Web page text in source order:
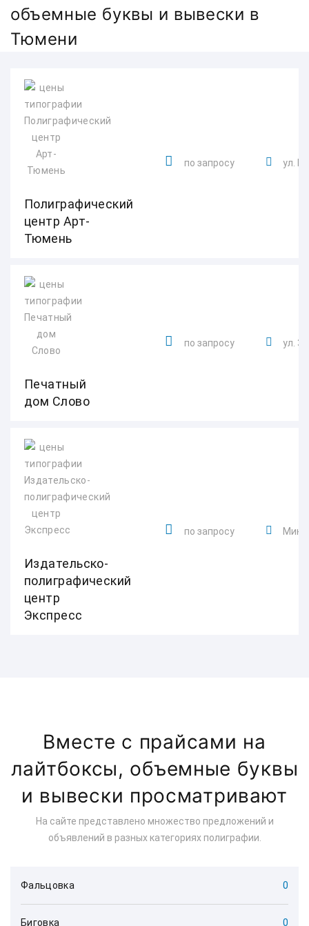
объемные буквы и вывески в
Тюмени
Полиграфический
центр Арт-
Тюмень
по запросу ул.
Печатный
дом Слово
по запросу ул.
Издательско-
полиграфический
центр
Экспресс
по запросу
Вместе с прайсами на
лайтбоксы, объемные буквы
и вывески просматривают
На сайте представлено множество предложений и
объявлений в разных категориях полиграфии.
Фальцовка 0
Биговка 0